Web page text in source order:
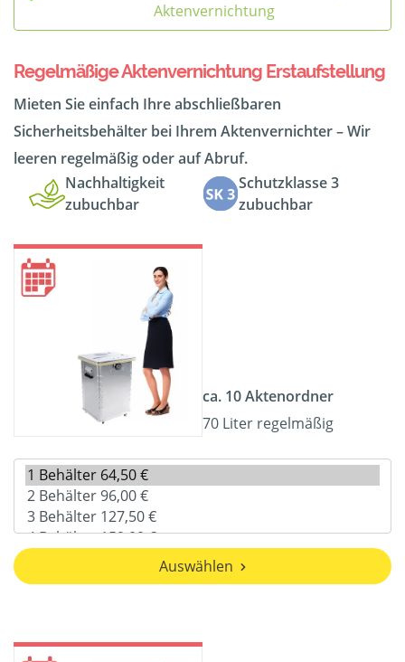
Aktenvernichtung
Regelmäßige Aktenvernichtung Erstaufstellung
Mieten Sie einfach Ihre abschließbaren
Sicherheitsbehälter bei Ihrem Aktenvernichter – Wir
leeren regelmäßig oder auf Abruf.
Nachhaltigkeit
zubuchbar
Schutzklasse 3
zubuchbar
ca. 10 Aktenordner
70 Liter regelmäßig
Auswählen